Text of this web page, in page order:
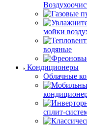
мойки
водяные
Кондиционеры
Облачные
сплит-